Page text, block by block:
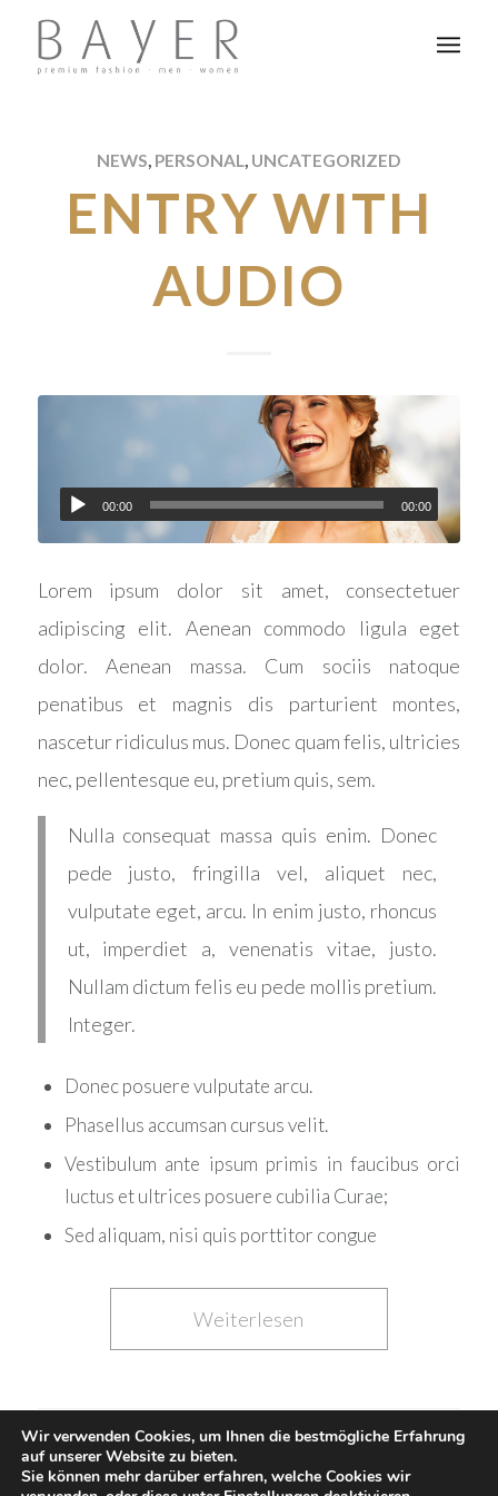
NEWS, PERSONAL, UNCATEGORIZED
ENTRY WITH
AUDIO
00:00 00:00
Lorem ipsum dolor sit amet, consectetuer
adipiscing elit. Aenean commodo ligula eget
dolor. Aenean massa. Cum sociis natoque
penatibus et magnis dis parturient montes,
nascetur ridiculus mus. Donec quam felis, ultricies
nec, pellentesque eu, pretium quis, sem.
Nulla consequat massa quis enim. Donec
pede justo, fringilla vel, aliquet nec,
vulputate eget, arcu. In enim justo, rhoncus
ut, imperdiet a, venenatis vitae, justo.
Nullam dictum felis eu pede mollis pretium.
Integer.
Donec posuere vulputate arcu.
Phasellus accumsan cursus velit.
Vestibulum ante ipsum primis in faucibus orci
luctus et ultrices posuere cubilia Curae;
Sed aliquam, nisi quis porttitor congue
Weiterlesen
MAI 11, 2015
/ VONUNSEENADMIN
Wir verwenden Cookies, um Ihnen die bestmögliche Erfahrung
auf unserer Website zu bieten.
Sie können mehr darüber erfahren, welche Cookies wir